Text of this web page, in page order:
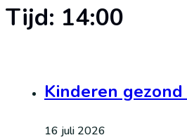
Tijd: 14:00
Kinderen
16 juli 2026